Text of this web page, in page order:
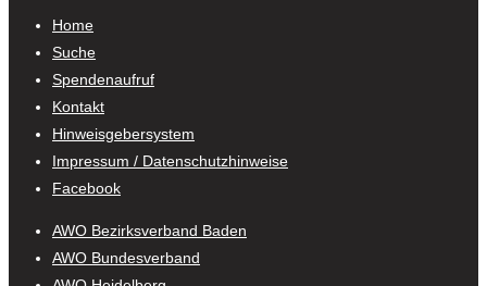
Home
Suche
Spendenaufruf
Kontakt
Hinweisgebersystem
Impressum / Datenschutzhinweise
Facebook
AWO Bezirksverband Baden
AWO Bundesverband